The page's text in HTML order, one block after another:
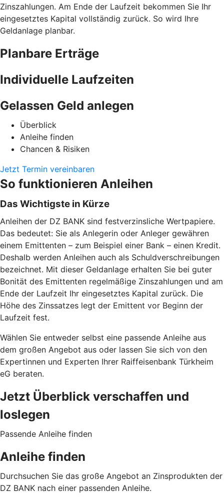
Zinszahlungen. Am Ende der Laufzeit bekommen Sie Ihr
eingesetztes Kapital vollständig zurück. So wird Ihre
Geldanlage planbar.
Planbare Erträge
Individuelle Laufzeiten
Gelassen Geld anlegen
Überblick
Anleihe finden
Chancen & Risiken
Jetzt Termin vereinbaren
So funktionieren Anleihen
Das Wichtigste in Kürze
Anleihen der DZ BANK sind festverzinsliche Wertpapiere.
Das bedeutet: Sie als Anlegerin oder Anleger gewähren
einem Emittenten – zum Beispiel einer Bank – einen Kredit.
Deshalb werden Anleihen auch als Schuldverschreibungen
bezeichnet. Mit dieser Geldanlage erhalten Sie bei guter
Bonität des Emittenten regelmäßige Zinszahlungen und am
Ende der Laufzeit Ihr eingesetztes Kapital zurück. Die
Höhe des Zinssatzes legt der Emittent vor Beginn der
Laufzeit fest.
Wählen Sie entweder selbst eine passende Anleihe aus
dem großen Angebot aus oder lassen Sie sich von den
Expertinnen und Experten Ihrer Raiffeisenbank Türkheim
eG beraten.
Jetzt Überblick verschaffen und
loslegen
Passende Anleihe finden
Anleihe finden
Durchsuchen Sie das große Angebot an Zinsprodukten der
DZ BANK nach einer passenden Anleihe.